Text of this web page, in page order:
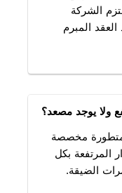
الشركة
العقد المبرم
ولا يوجد مصعد؟
متطورة مخصصة
المرتفعة بكل
الضيقة.